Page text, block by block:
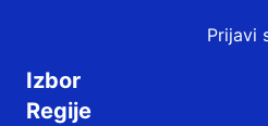
Prijavi
Izbor
Regije